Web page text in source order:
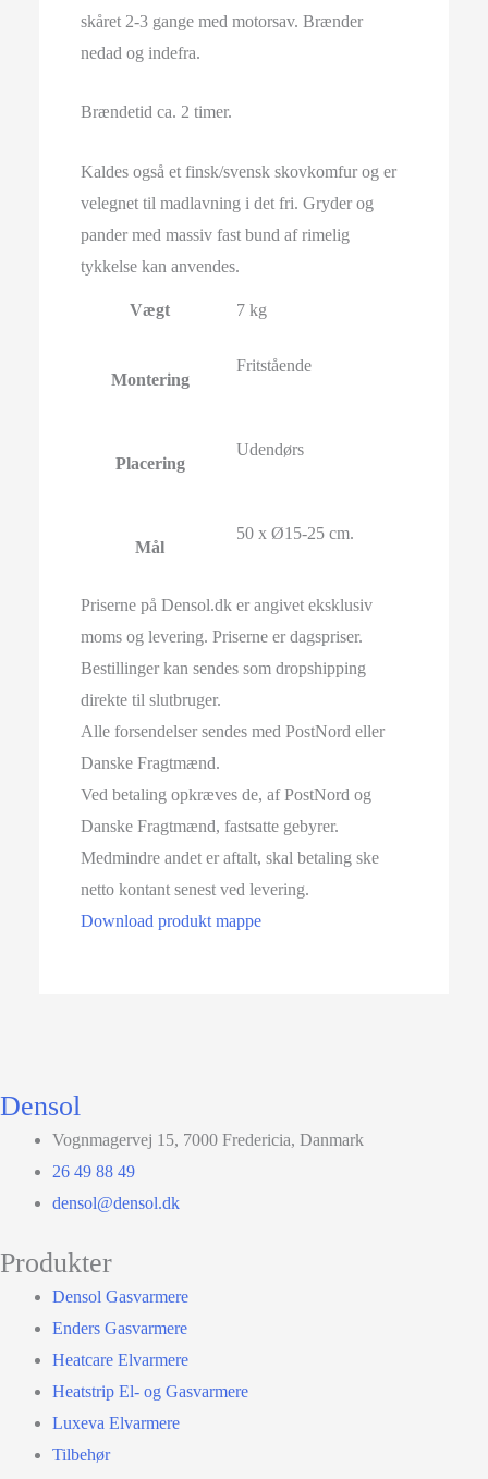
skåret 2-3 gange med motorsav. Brænder
nedad og indefra.
Brændetid ca. 2 timer.
Kaldes også et finsk/svensk skovkomfur og er
velegnet til madlavning i det fri. Gryder og
pander med massiv fast bund af rimelig
tykkelse kan anvendes.
Vægt 7 kg
Montering
Fritstående
Placering
Udendørs
Mål
50 x Ø15-25 cm.
Priserne på Densol.dk er angivet eksklusiv
moms og levering. Priserne er dagspriser.
Bestillinger kan sendes som dropshipping
direkte til slutbruger.
Alle forsendelser sendes med PostNord eller
Danske Fragtmænd.
Ved betaling opkræves de, af PostNord og
Danske Fragtmænd, fastsatte gebyrer.
Medmindre andet er aftalt, skal betaling ske
netto kontant senest ved levering.
Download produkt mappe
Densol
Vognmagervej 15, 7000 Fredericia, Danmark
26 49 88 49
densol@densol.dk
Produkter
Densol Gasvarmere
Enders Gasvarmere
Heatcare Elvarmere
Heatstrip El- og Gasvarmere
Luxeva Elvarmere
Tilbehør